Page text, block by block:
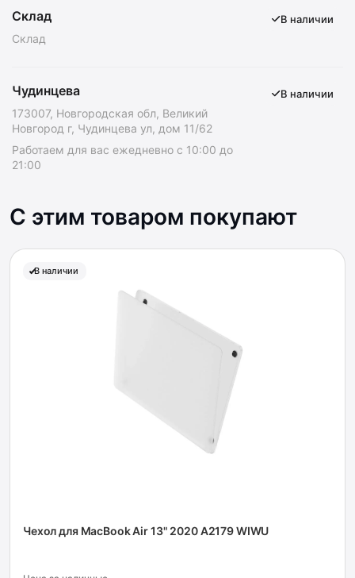
Склад
Склад
В наличии
Чудинцева
173007, Новгородская обл, Великий
Новгород г, Чудинцева ул, дом 11/62
Работаем для вас ежедневно с 10:00 до
21:00
В наличии
С этим товаром покупают
В наличии
Чехол для MacBook Air 13" 2020 A2179 WIWU